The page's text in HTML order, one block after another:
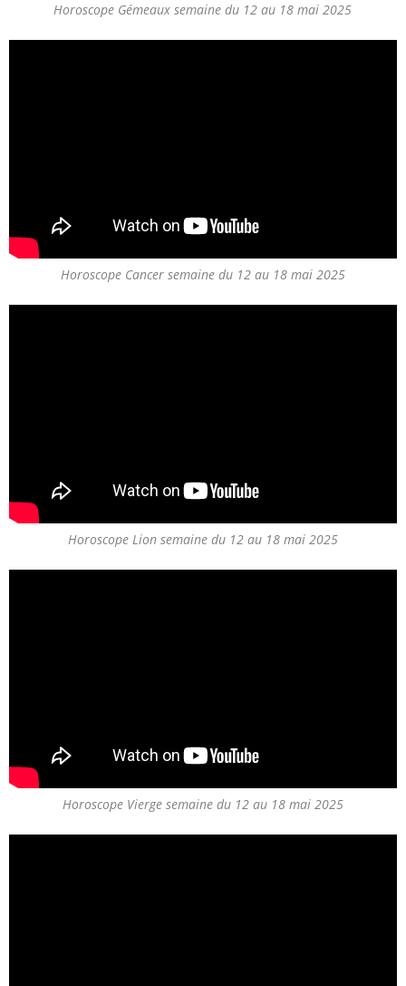
Horoscope Gémeaux semaine du 12 au 18 mai 2025
Horoscope Cancer semaine du 12 au 18 mai 2025
Horoscope Lion semaine du 12 au 18 mai 2025
Horoscope Vierge semaine du 12 au 18 mai 2025